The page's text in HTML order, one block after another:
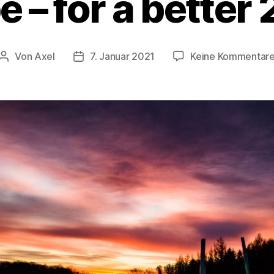
Beitragsautor
Von Axel Veröffentlichungsdatum
7. Januar 2021 Keine Kommentare